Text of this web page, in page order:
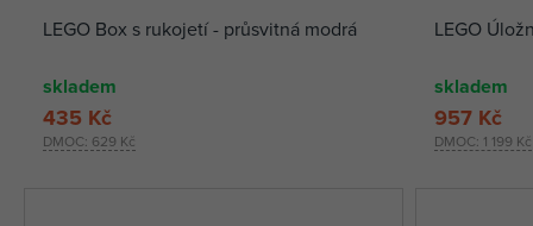
LEGO Box s rukojetí - průsvitná modrá
skladem
DMOC: 629 Kč
435 Kč
LEGO
skladem
DMOC: 1 199 Kč
957 Kč